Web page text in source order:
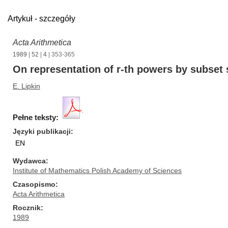
Artykuł - szczegóły
Acta Arithmetica
1989 52 4 | 353-365
On representation of r-th powers by subset
E. Lipkin
Pełne teksty:
Języki publikacji
EN
Wydawca
Institute of Mathematics Polish Academy of Sciences
Czasopismo
Acta Arithmetica
Rocznik
1989